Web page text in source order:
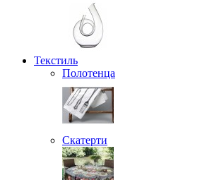
Текстиль
Полотенца
Скатерти